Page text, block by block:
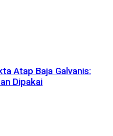
Atap Baja Galvanis:
Dipakai